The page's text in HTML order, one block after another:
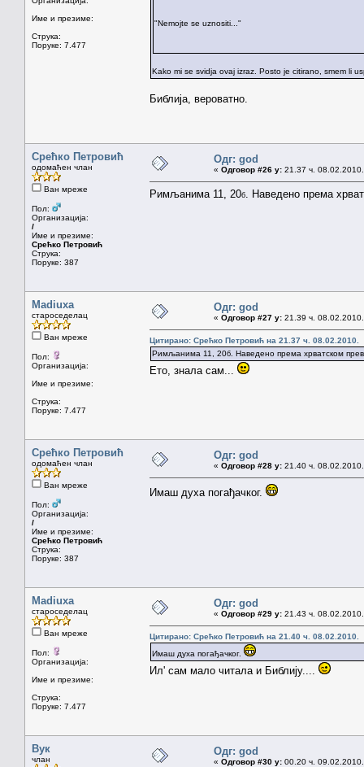
Име и презиме:
Струка:
Поруке: 7.477
"Nemojte se uznositi..."
Kako mi se svidja ovaj izraz. Posto je citirano, smem li
Библија, вероватно.
Срећко Петровић
одомаћен члан
Ван мреже
Пол:
Организација:
/
Име и презиме:
Срећко Петровић
Струка:
Поруке: 387
Одг: god
« Одговор #26 у: 21.37 ч.
Римљанима 11, 20б . Наведено према
Madiuxa
староседелац
Ван мреже
Пол:
Организација:
Име и презиме:
Струка:
Поруке: 7.477
Одг: god
« Одговор #27 у: 21.39 ч.
Цитирано: Срећко Петровић на 21.37 ч. 08.02.2010.
Римљанима 11, 20б . Наведено према хрватском
Ето, знала сам...
Срећко Петровић
одомаћен члан
Ван мреже
Пол:
Организација:
/
Име и презиме:
Срећко Петровић
Струка:
Поруке: 387
Одг: god
« Одговор #28 у: 21.40 ч.
Имаш духа погађачког.
Madiuxa
староседелац
Ван мреже
Пол:
Организација:
Име и презиме:
Струка:
Поруке: 7.477
Одг: god
« Одговор #29 у: 21.43 ч.
Цитирано: Срећко Петровић на 21.40 ч. 08.02.2010.
Имаш духа погађачког.
Ил' сам мало читала и Библију....
Вук
члан
Одг: god
« Одговор #30 у: 00.20 ч.